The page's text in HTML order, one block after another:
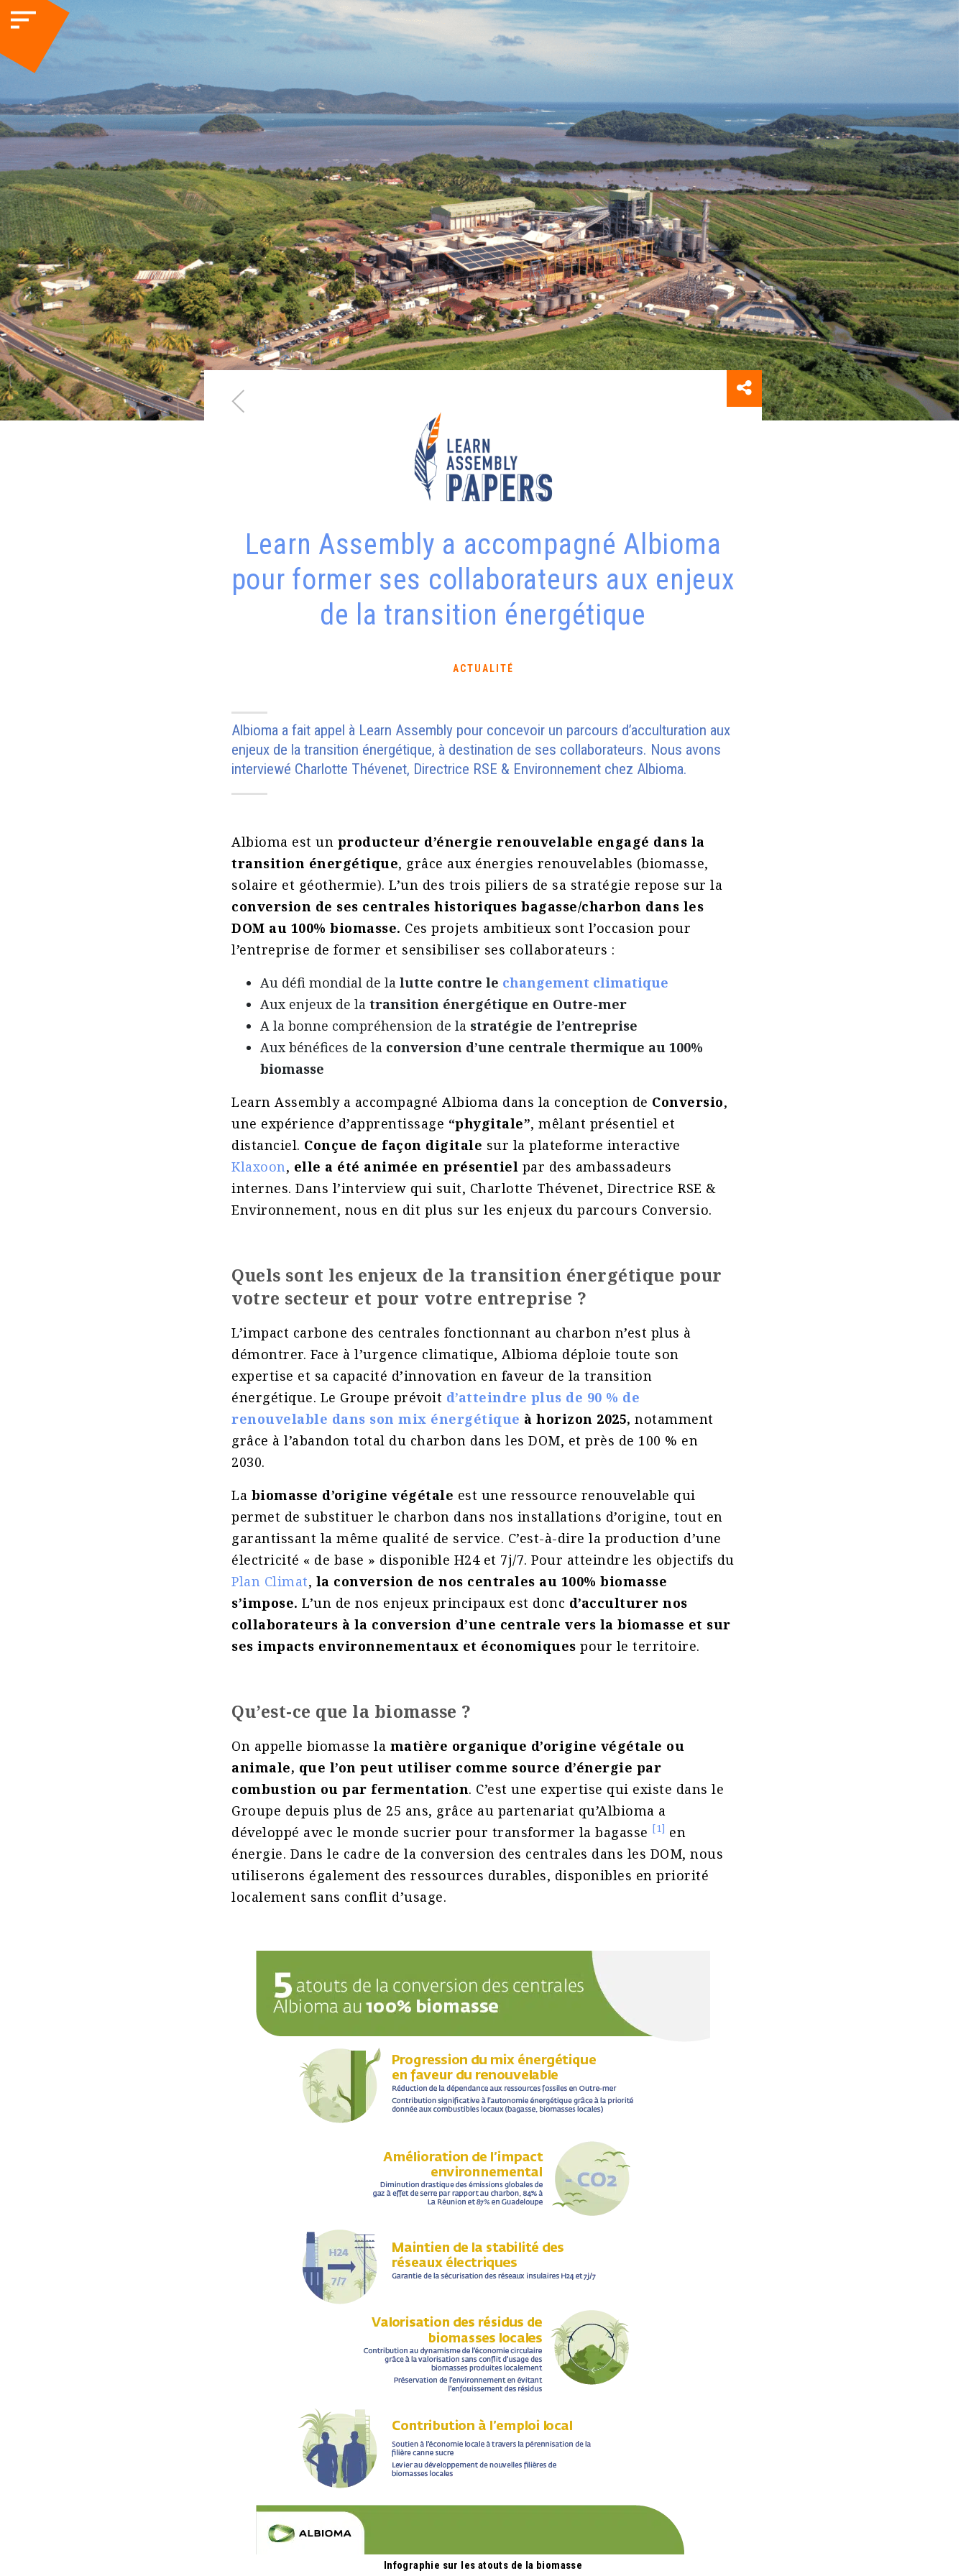
Learn Assembly a accompagné Albioma
pour former ses collaborateurs aux enjeux
de la transition énergétique
ACTUALITÉ
Albioma a fait appel à Learn Assembly pour concevoir un parcours d’acculturation aux
enjeux de la transition énergétique, à destination de ses collaborateurs. Nous avons
interviewé Charlotte Thévenet, Directrice RSE & Environnement chez Albioma.
Albioma est un producteur d’énergie renouvelable engagé dans la
transition énergétique, grâce aux énergies renouvelables (biomasse,
solaire et géothermie). L’un des trois piliers de sa stratégie repose sur la
conversion de ses centrales historiques bagasse/charbon dans les
DOM au 100% biomasse. Ces projets ambitieux sont l’occasion pour
l’entreprise de former et sensibiliser ses collaborateurs :
Au défi mondial de la lutte contre le changement climatique
Aux enjeux de la transition énergétique en Outre-mer
A la bonne compréhension de la stratégie de l’entreprise
Aux bénéfices de la conversion d’une centrale thermique au 100%
biomasse
Learn Assembly a accompagné Albioma dans la conception de Conversio,
une expérience d’apprentissage “phygitale”, mêlant présentiel et
distanciel. Conçue de façon digitale sur la plateforme interactive
Klaxoon, elle a été animée en présentiel par des ambassadeurs
internes. Dans l’interview qui suit, Charlotte Thévenet, Directrice RSE &
Environnement, nous en dit plus sur les enjeux du parcours Conversio.
Quels sont les enjeux de la transition énergétique pour
votre secteur et pour votre entreprise ?
L’impact carbone des centrales fonctionnant au charbon n’est plus à
démontrer. Face à l’urgence climatique, Albioma déploie toute son
expertise et sa capacité d’innovation en faveur de la transition
énergétique. Le Groupe prévoit d’atteindre plus de 90 % de
renouvelable dans son mix énergétique à horizon 2025, notamment
grâce à l’abandon total du charbon dans les DOM, et près de 100 % en
2030.
La biomasse d’origine végétale est une ressource renouvelable qui
permet de substituer le charbon dans nos installations d’origine, tout en
garantissant la même qualité de service. C’est-à-dire la production d’une
électricité « de base » disponible H24 et 7j/7. Pour atteindre les objectifs du
Plan Climat, la conversion de nos centrales au 100% biomasse
s’impose. L’un de nos enjeux principaux est donc d’acculturer nos
collaborateurs à la conversion d’une centrale vers la biomasse et sur
ses impacts environnementaux et économiques pour le territoire.
Qu’est-ce que la biomasse ?
On appelle biomasse la matière organique d’origine végétale ou
animale, que l’on peut utiliser comme source d’énergie par
combustion ou par fermentation. C’est une expertise qui existe dans le
Groupe depuis plus de 25 ans, grâce au partenariat qu’Albioma a
développé avec le monde sucrier pour transformer la bagasse [1] en
énergie. Dans le cadre de la conversion des centrales dans les DOM, nous
utiliserons également des ressources durables, disponibles en priorité
localement sans conflit d’usage.
Infographie sur les atouts de la biomasse